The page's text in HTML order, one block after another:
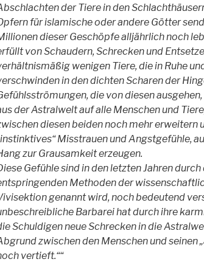
der Tiere in den
für islamische oder andere Götter
dieser Geschöpfe alljährlich noch
von Schaudern, Schrecken und
wenigen Tiere, die in Ruhe
in den dichten Scharen der
die von diesen
der Astralwelt auf alle Menschen und
diesen beiden noch mehr erweitern
Misstrauen und Angstgefühle,
zur Grausamkeit erzeugen.
Gefühle sind in den letzten Jahren
Methoden der
genannt wird, noch bedeutend
Barbarei hat durch ihre
Schuldigen neue Schrecken in die
zwischen den Menschen und seinen
vertieft.““